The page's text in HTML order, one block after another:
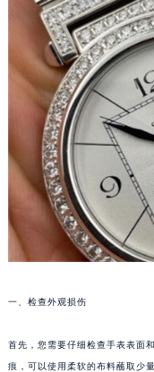
一、检查外观损伤
首先，您需要仔细检查手表表面
痕，可以使用柔软的布料蘸取少